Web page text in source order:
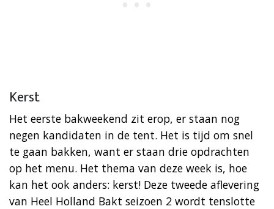
Kerst
Het eerste bakweekend zit erop, er staan nog
negen kandidaten in de tent. Het is tijd om snel
te gaan bakken, want er staan drie opdrachten
op het menu. Het thema van deze week is, hoe
kan het ook anders: kerst! Deze tweede aflevering
van Heel Holland Bakt seizoen 2 wordt tenslotte